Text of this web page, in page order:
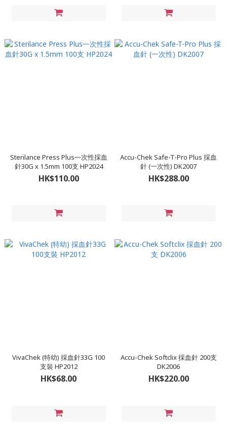
Sterilance Press Plus㇐次性採血
針30G x 1.5mm 100支 HP2024
HK$110.00
Accu-Chek Safe-T-Pro Plus 採血
針 (一次性) DK2007
HK$288.00
VivaChek (特幼) 採血針33G 100
支裝 HP2012
HK$68.00
Accu-Chek Softclix 採血針 200支
DK2006
HK$220.00